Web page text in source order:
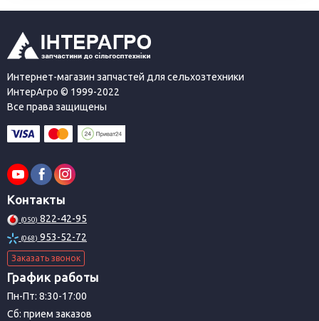
Интернет-магазин запчастей для сельхозтехники
ИнтерАгро © 1999-2022
Все права защищены
Контакты
(050) 822-42-95
(068) 953-52-72
Заказать звонок
График работы
Пн-Пт: 8:30-17:00
Сб: прием заказов